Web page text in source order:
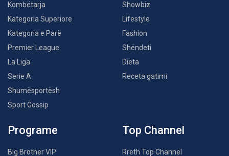
Kombëtarja
Kategoria Superiore
Kategoria e Parë
Premier League
La Liga
Serie A
Shumësportësh
Sport Gossip
Showbiz
Lifestyle
Fashion
Shëndeti
Dieta
Receta gatimi
Programe
Big Brother VIP
Top Channel
Rreth Top Channel